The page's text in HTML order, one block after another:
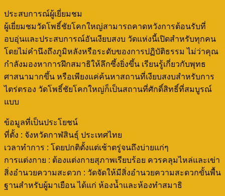
ประสบการณ์ผู้เยี่ยมชม
ผู้เยี่ยมชมวัดโพธิ์ชัยโคกใหญ่สามารถคาดหวังการต้อนรับที่
อบอุ่นและประสบการณ์อันเงียบสงบ วัดแห่งนี้เปิดสำหรับทุกคน
โดยไม่คำนึงถึงภูมิหลังหรือระดับของการปฏิบัติธรรม ไม่ว่าคุณ
กำลังมองหาการฝึกสมาธิให้ลึกซึ้งยิ่งขึ้น เรียนรู้เกี่ยวกับพุทธ
ศาสนามากขึ้น หรือเพียงแค่ค้นหาสถานที่เงียบสงบสำหรับการ
ไตร่ตรอง วัดโพธิ์ชัยโคกใหญ่ก็เป็นสถานที่ศักดิ์สิทธิ์ที่สมบูรณ์
แบบ
ข้อมูลที่เป็นประโยชน์
ที่ตั้ง : จังหวัดกาฬสินธุ์ ประเทศไทย
เวลาทำการ : โดยปกติตั้งแต่เช้าตรู่จนถึงบ่ายแก่ๆ
การแต่งกาย : ต้องแต่งกายสุภาพเรียบร้อย ควรคลุมไหล่และเข่า
สิ่งอำนวยความสะดวก : วัดจัดให้มีสิ่งอำนวยความสะดวกขั้นพื้น
ฐานสำหรับผู้มาเยือน ได้แก่ ห้องน้ำและห้องทำสมาธิ